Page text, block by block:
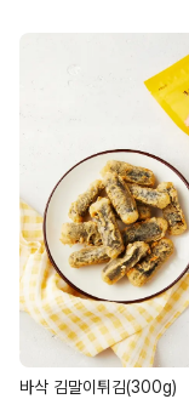
바삭 김말이튀김(300g)